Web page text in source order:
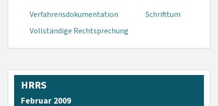
Verfahrensdokumen­tation
Schrifttum
Vollständige Rechtsprechung
HRRS
Februar 2009